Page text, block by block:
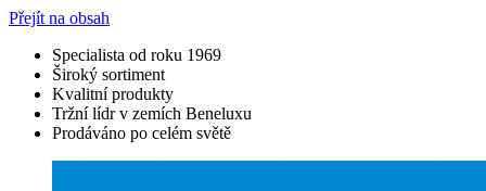
Přejít na obsah
Specialista od roku 1969
Široký sortiment
Kvalitní produkty
Tržní lídr v zemích Beneluxu
Prodáváno po celém světě